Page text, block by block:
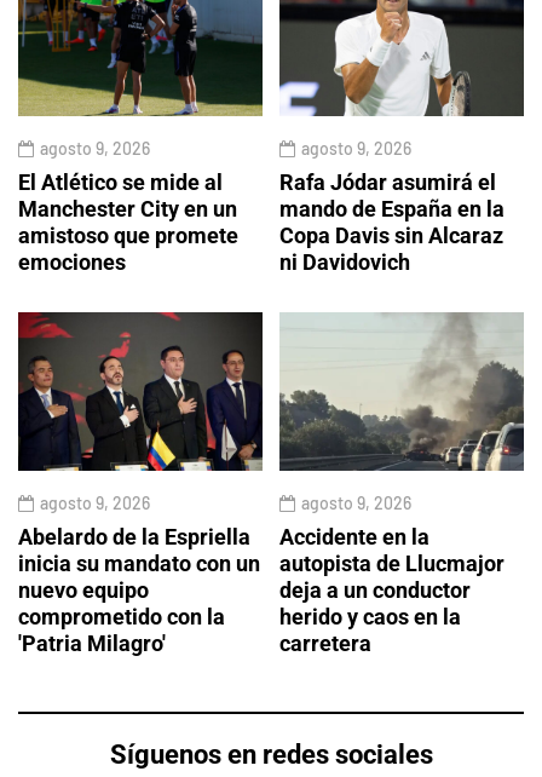
agosto 9, 2026
El Atlético se mide al
Manchester City en un
amistoso que promete
emociones
agosto 9, 2026
Rafa Jódar asumirá el
mando de España en la
Copa Davis sin Alcaraz
ni Davidovich
agosto 9, 2026
Abelardo de la Espriella
inicia su mandato con un
nuevo equipo
comprometido con la
'Patria Milagro'
agosto 9, 2026
Accidente en la
autopista de Llucmajor
deja a un conductor
herido y caos en la
carretera
Síguenos en redes sociales